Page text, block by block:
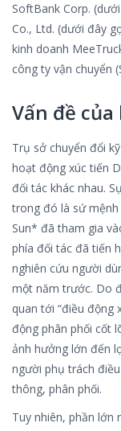
SoftBank Corp.
Co., Ltd. (dưới đây
kinh doanh
công ty vận chuyển
Vấn đề
Trụ sở chuyển đổi
hoạt động xúc tiến
đối tác khác nhau.
trong đó là sứ mệnh
Sun* đã tham gia
phía đối tác đã tiến
nghiên cứu người
một năm trước. Do
quan tới “điều động
động phân phối cốt
ảnh hưởng lớn đến
người phụ trách
thông, phân phối.
Tuy nhiên, phần lớn